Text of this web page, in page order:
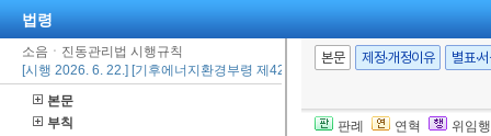
법령
소음ㆍ진동관리법 시행규칙
[시행 2026. 6. 22.] [기후에너지환경부령 제42호, 2026. 6. 22., 타법개정]
본문
부칙
본문 제정·개정이유 별표·
판례 연혁 위임
필요한 조치